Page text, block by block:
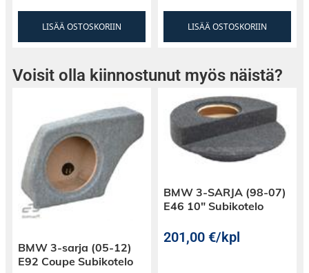
LISÄÄ OSTOSKORIIN LISÄÄ OSTOSKORIIN
Voisit olla kiinnostunut myös näistä?
BMW 3-sarja (05-12)
E92 Coupe Subikotelo
BMW 3-SARJA (98-07)
E46 10″ Subikotelo
201,00€/kpl